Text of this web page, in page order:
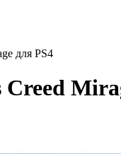
для PS4
Creed